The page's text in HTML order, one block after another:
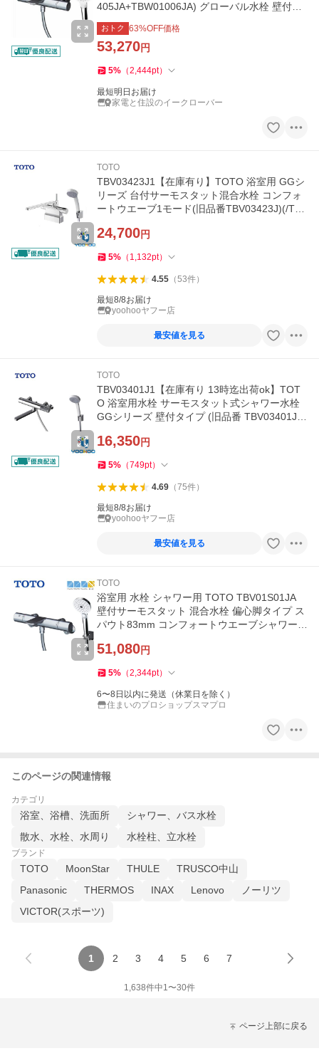
405JA+TBW01006JA) グローバル水栓 壁付サ
ーモスタット混合水栓 めっき
おトク 63%OFF価格
53,270円
5% （2,444pt）
最短明日お届け
家電と住設のイークローバー
TOTO
TBV03423J1【在庫有り】TOTO 浴室用 GGシ
リーズ 台付サーモスタット混合水栓 コンフォ
ートウエーブ1モード(旧品番TBV03423J)(/TBV
24,700円
5% （ 1,132pt）
4.55（53件）
最短8/8お届け
yoohooヤフー店
最安値を見る
TOTO
TBV03401J1【在庫有り 13時迄出荷ok】TOT
O 浴室用水栓 サーモスタット式シャワー水栓
GGシリーズ 壁付タイプ (旧品番 TBV03401J)(/
16,350円
5% （749pt）
4.69（75件）
最短8/8お届け
yoohooヤフー店
最安値を見る
TOTO
浴室用 水栓 シャワー用 TOTO TBV01S01JA
壁付サーモスタット 混合水栓 偏心脚タイプ ス
パウト83mm コンフォートウエーブシャワー 3
51,080円
5% （2,344pt）
6〜8日以内に発送（休業日を除く）
住まいのプロショップスマプロ
このページの関連情報
カテゴリ
浴室、浴槽、洗面所
シャワー、バス水栓
散水、水栓、水周り
水栓柱、立水栓
ブランド
TOTO MoonStar THULE
TRUSCO中山
Panasonic
THERMOS INAX Lenovo
ノーリツ
VICTOR(スポーツ)
1 2 3 4 5 6 7
1,638件中1〜30件
ページ上部に戻る